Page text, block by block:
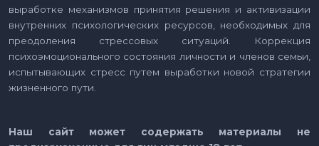
выработке механизмов принятия решения и активизации
внутренних психологических ресурсов, необходимых для
преодоления стрессовых ситуаций. Коррекция
психоэмоционального состояния личности и членов семьи,
испытывающих стресс путем выработки новой стратегии
жизненного пути.
Наш сайт может содержать материалы не